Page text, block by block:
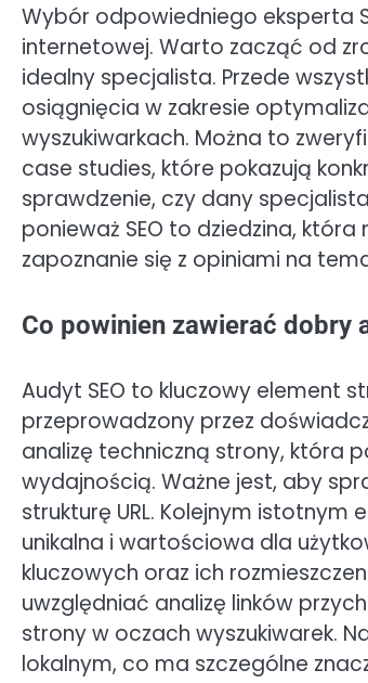
Wybór odpowiedniego eksperta
internetowej. Warto zacząć od
idealny specjalista. Przede
osiągnięcia w zakresie
wyszukiwarkach. Można to
case studies, które pokazują
sprawdzenie, czy dany
ponieważ SEO to dziedzina,
zapoznanie się z opiniami na
Co powinien zawierać dobry
Audyt SEO to kluczowy element
przeprowadzony przez
analizę techniczną strony, która
wydajnością. Ważne jest, aby
strukturę URL. Kolejnym
unikalna i wartościowa dla
kluczowych oraz ich
uwzględniać analizę linków
strony w oczach wyszukiwarek.
lokalnym, co ma szczególne